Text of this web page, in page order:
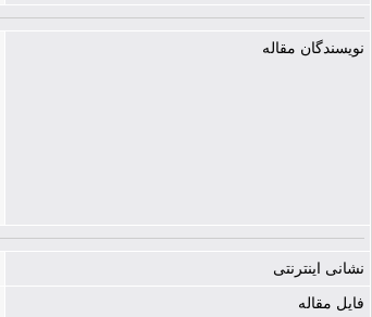
نویسندگان مقاله
نشانی اینترنتی
فایل مقاله